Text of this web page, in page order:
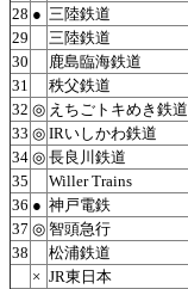
28 ● 三陸鉄道
29
三陸鉄道
30
鹿島臨海鉄道
31
秩父鉄道
32 ◎ えちごトキめき鉄道
33 ◎ IRいしかわ鉄道
34 ◎ 長良川鉄道
35
Willer Trains
36 ● 神戸電鉄
37 ◎ 智頭急行
38
松浦鉄道
× JR東日本